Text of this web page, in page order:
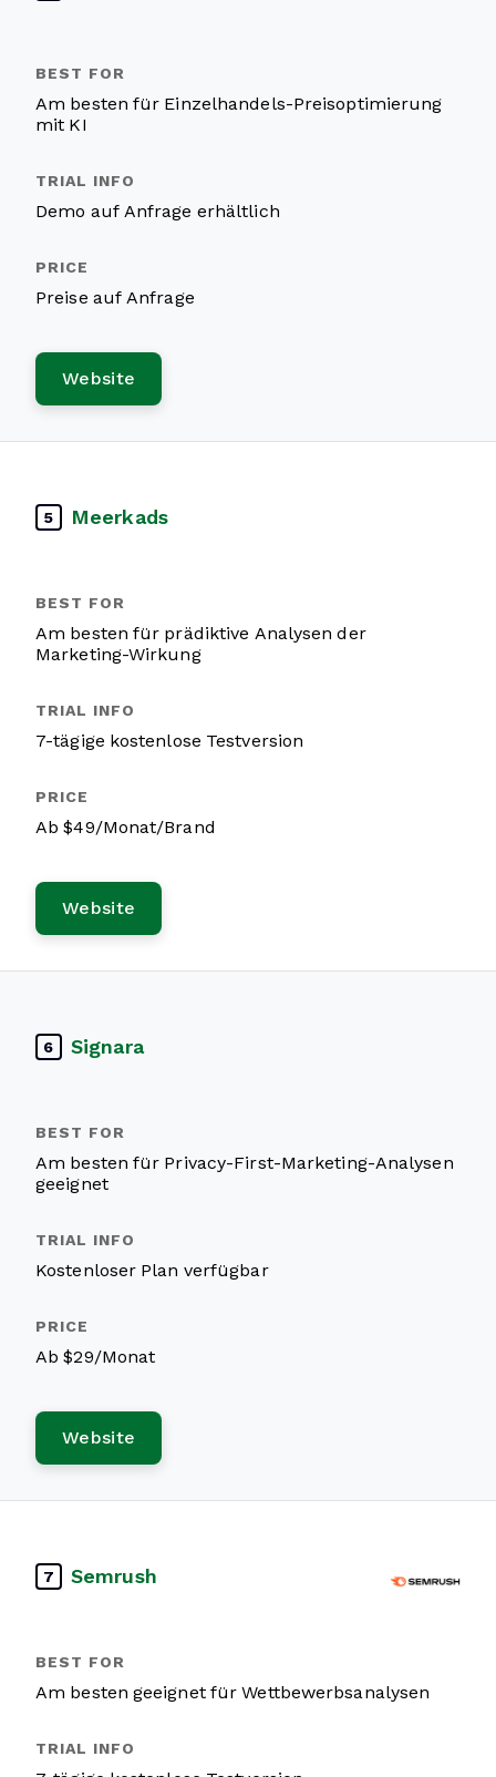
Am besten für Einzelhandels-Preisoptimierung
mit KI
Demo auf Anfrage erhältlich
Preise auf Anfrage
Website
5 Meerkads
Am besten für prädiktive Analysen der
Marketing-Wirkung
7-tägige kostenlose Testversion
Ab $49/Monat/Brand
Website
6 Signara
Am besten für Privacy-First-Marketing-Analysen
geeignet
Kostenloser Plan verfügbar
Ab $29/Monat
Website
7 Semrush
Am besten geeignet für Wettbewerbsanalysen